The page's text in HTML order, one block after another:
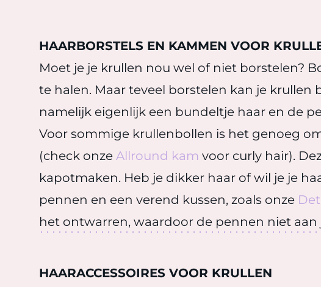
HAARBORSTELS EN KAMMEN VOOR
Moet je je krullen nou wel of niet borstelen?
te halen. Maar teveel borstelen kan je
namelijk eigenlijk een bundeltje haar en de
Voor sommige krullenbollen is het genoeg
(check onze Allround kam voor curly hair).
kapotmaken. Heb je dikker haar of wil je je
pennen en een verend kussen, zoals onze
het ontwarren, waardoor de pennen niet aan
HAARACCESSOIRES VOOR KRULLEN